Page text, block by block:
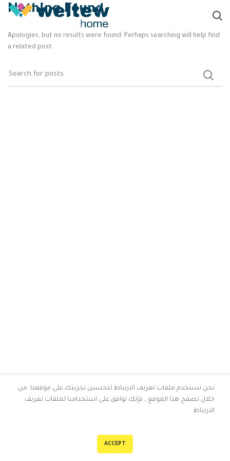
Nothing Found
Apologies, but no results were found. Perhaps searching will help find
a related post.
نحن نستخدم ملفات تعريف الارتباط لتحسين تجربتك على موقعنا. من
خلال تصفح هذا الموقع ، فإنك توافق على استخدامنا لملفات تعريف
الارتباط
ACCEPT
0